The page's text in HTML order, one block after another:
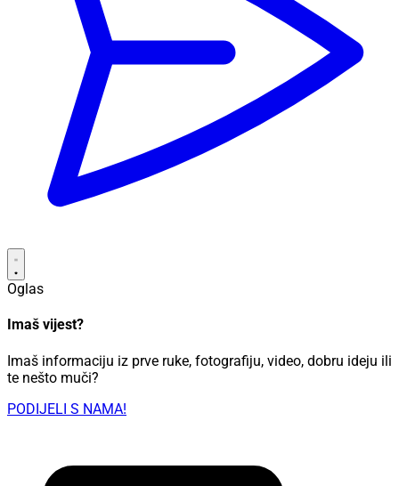
Oglas
Imaš vijest?
Imaš informaciju iz prve ruke, fotografiju, video, dobru ideju ili
te nešto muči?
PODIJELI S NAMA!